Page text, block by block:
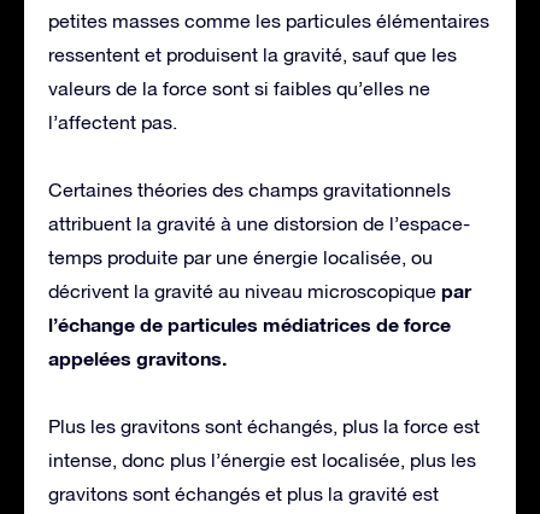
petites masses comme les particules élémentaires
ressentent et produisent la gravité, sauf que les
valeurs de la force sont si faibles qu’elles ne
l’affectent pas.
Certaines théories des champs gravitationnels
attribuent la gravité à une distorsion de l’espace-
temps produite par une énergie localisée, ou
décrivent la gravité au niveau microscopique par
l’échange de particules médiatrices de force
appelées gravitons.
Plus les gravitons sont échangés, plus la force est
intense, donc plus l’énergie est localisée, plus les
gravitons sont échangés et plus la gravité est